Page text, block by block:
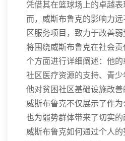
凭借其在篮球场上的卓越
而，威斯布鲁克的影响力
区服务项目，致力于改善
将围绕威斯布鲁克在社会
个方面进行详细阐述：他的
社区医疗资源的支持、青
他对贫困社区基础设施改善
威斯布鲁克不仅展示了作为
也为弱势群体带来了切实
威斯布鲁克如何通过个人的